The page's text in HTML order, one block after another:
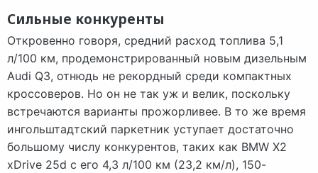
Сильные конкуренты
Откровенно говоря, средний расход топлива 5,1
л/100 км, продемонстрированный новым дизельным
Audi Q3, отнюдь не рекордный среди компактных
кроссоверов. Но он не так уж и велик, поскольку
встречаются варианты прожорливее. В то же время
ингольштадтский паркетник уступает достаточно
большому числу конкурентов, таких как BMW X2
xDrive 25d с его 4,3 л/100 км (23,2 км/л), 150-